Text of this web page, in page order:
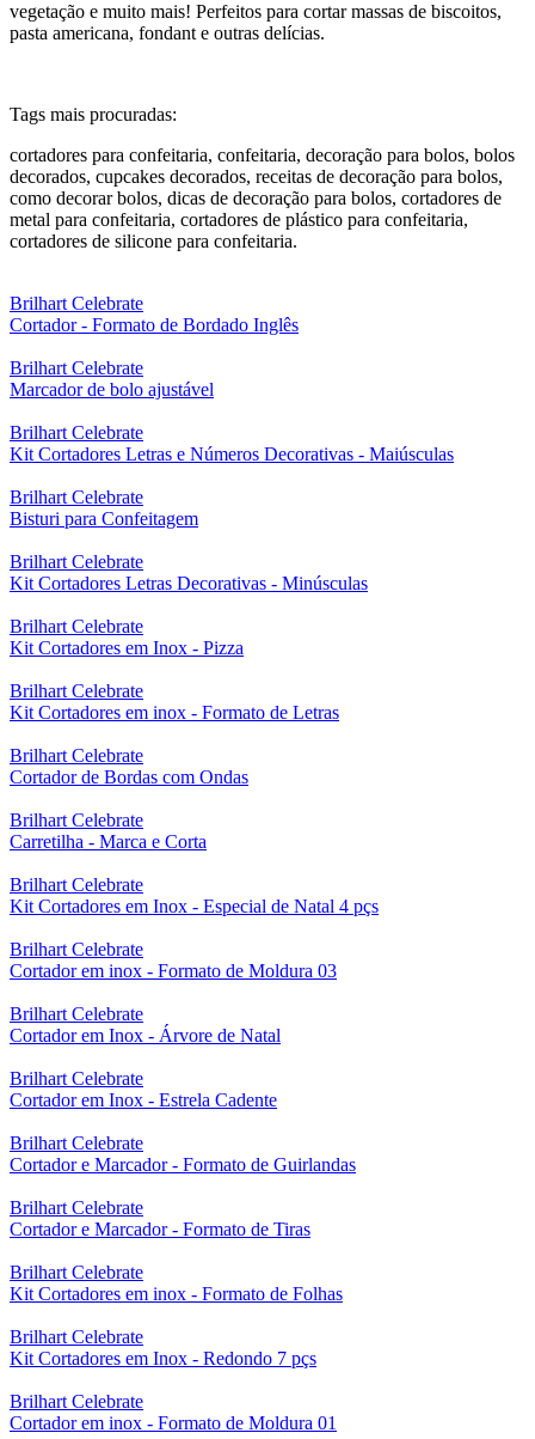
vegetação e muito mais! Perfeitos para cortar massas de biscoitos,
pasta americana, fondant e outras delícias.
Tags mais procuradas:
cortadores para confeitaria, confeitaria, decoração para bolos, bolos
decorados, cupcakes decorados, receitas de decoração para bolos,
como decorar bolos, dicas de decoração para bolos, cortadores de
metal para confeitaria, cortadores de plástico para confeitaria,
cortadores de silicone para confeitaria.
Brilhart Celebrate
Cortador - Formato de Bordado Inglês
Brilhart Celebrate
Marcador de bolo ajustável
Brilhart Celebrate
Kit Cortadores Letras e Números Decorativas - Maiúsculas
Brilhart Celebrate
Bisturi para Confeitagem
Brilhart Celebrate
Kit Cortadores Letras Decorativas - Minúsculas
Brilhart Celebrate
Kit Cortadores em Inox - Pizza
Brilhart Celebrate
Kit Cortadores em inox - Formato de Letras
Brilhart Celebrate
Cortador de Bordas com Ondas
Brilhart Celebrate
Carretilha - Marca e Corta
Brilhart Celebrate
Kit Cortadores em Inox - Especial de Natal 4 pçs
Brilhart Celebrate
Cortador em inox - Formato de Moldura 03
Brilhart Celebrate
Cortador em Inox - Árvore de Natal
Brilhart Celebrate
Cortador em Inox - Estrela Cadente
Brilhart Celebrate
Cortador e Marcador - Formato de Guirlandas
Brilhart Celebrate
Cortador e Marcador - Formato de Tiras
Brilhart Celebrate
Kit Cortadores em inox - Formato de Folhas
Brilhart Celebrate
Kit Cortadores em Inox - Redondo 7 pçs
Brilhart Celebrate
Cortador em inox - Formato de Moldura 01